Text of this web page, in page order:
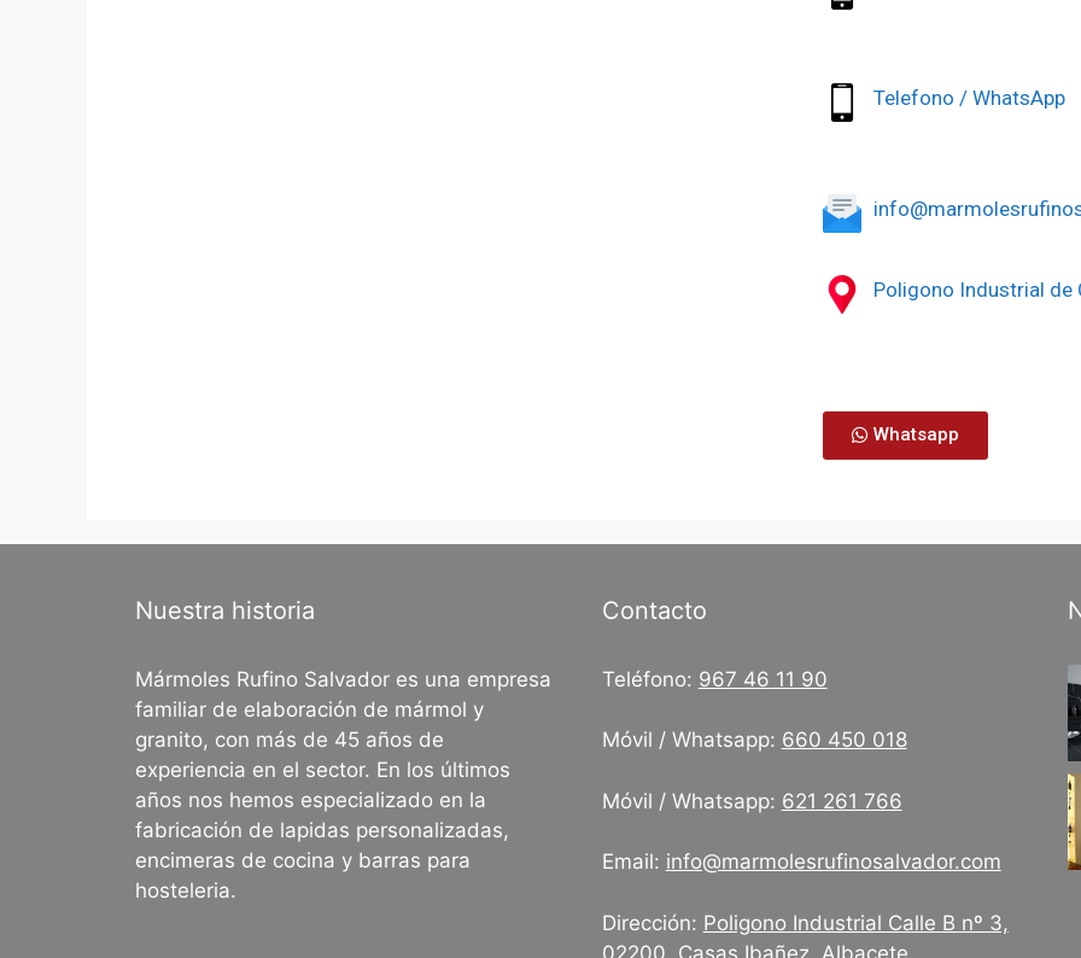
Telefono / WhatsApp
Poligono Industrial de
Whatsapp
Nuestra historia
Mármoles Rufino Salvador es una empresa
familiar de elaboración de mármol y
granito, con más de 45 años de
experiencia en el sector. En los últimos
años nos hemos especializado en la
fabricación de lapidas personalizadas,
encimeras de cocina y barras para
hosteleria.
Contacto
Teléfono: 967 46 11 90
Móvil / Whatsapp: 660 450 018
Móvil / Whatsapp: 621 261 766
Email: info@marmolesrufinosalvador.com
Dirección: Poligono Industrial Calle B nº 3,
02200, Casas Ibañez, Albacete